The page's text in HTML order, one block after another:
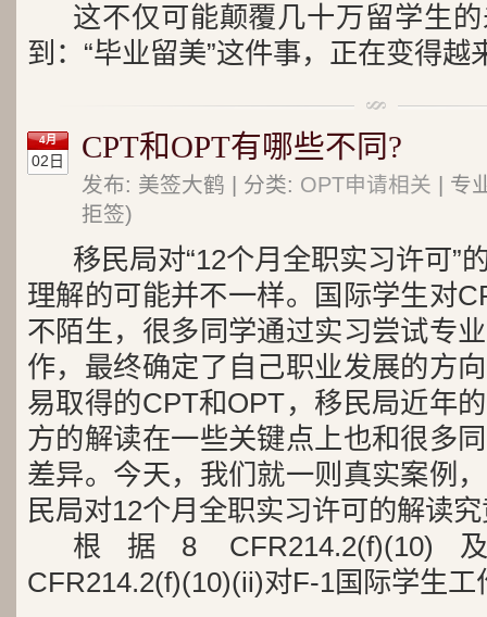
这不仅可能颠覆几十万留学生
到：“毕业留美”这件事，正在变得越
4月
02日 CPT和OPT有哪些不同?
发布: 美签大鹤 | 分类: OPT申请相关 | 专
拒签)
移民局对“12个月全职实习许可”
理解的可能并不一样。国际学生对
不陌生，很多同学通过实习尝试专
作，最终确定了自己职业发展的方
易取得的CPT和OPT，移民局近年
方的解读在一些关键点上也和很多
差异。今天，我们就一则真实案例
民局对12个月全职实习许可的解读
根据8 CFR214.2(f)(10)及
CFR214.2(f)(10)(ii)对F-1国际学生工